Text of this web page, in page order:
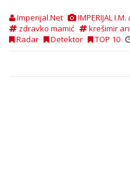
Imperijal.Net
IMPERIJAL
zdravko mamić
krešimir
Radar
Detektor TOP 10